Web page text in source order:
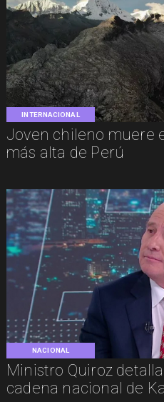
INTERNACIONAL
Joven chileno muere
más alta de Perú
NACIONAL
Ministro Quiroz
cadena nacional de